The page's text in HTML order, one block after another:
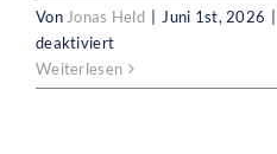
Von Jonas Held Juni 1st, 2026
deaktiviertfür
Effektives
Befunden
Weiterlesen